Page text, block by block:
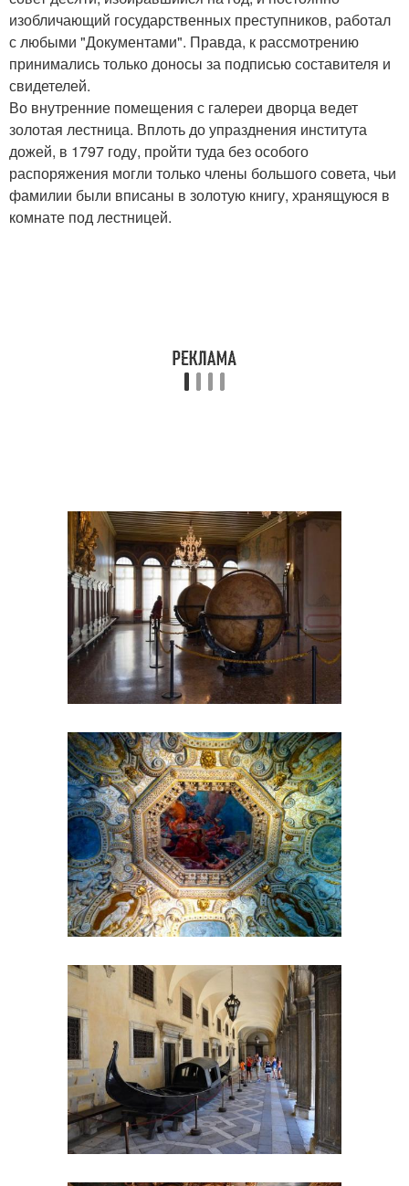
изобличающий государственных преступников, работал
с любыми "Документами". Правда, к рассмотрению
принимались только доносы за подписью составителя и
свидетелей.
Во внутренние помещения с галереи дворца ведет
золотая лестница. Вплоть до упразднения института
дожей, в 1797 году, пройти туда без особого
распоряжения могли только члены большого совета, чьи
фамилии были вписаны в золотую книгу, хранящуюся в
комнате под лестницей.